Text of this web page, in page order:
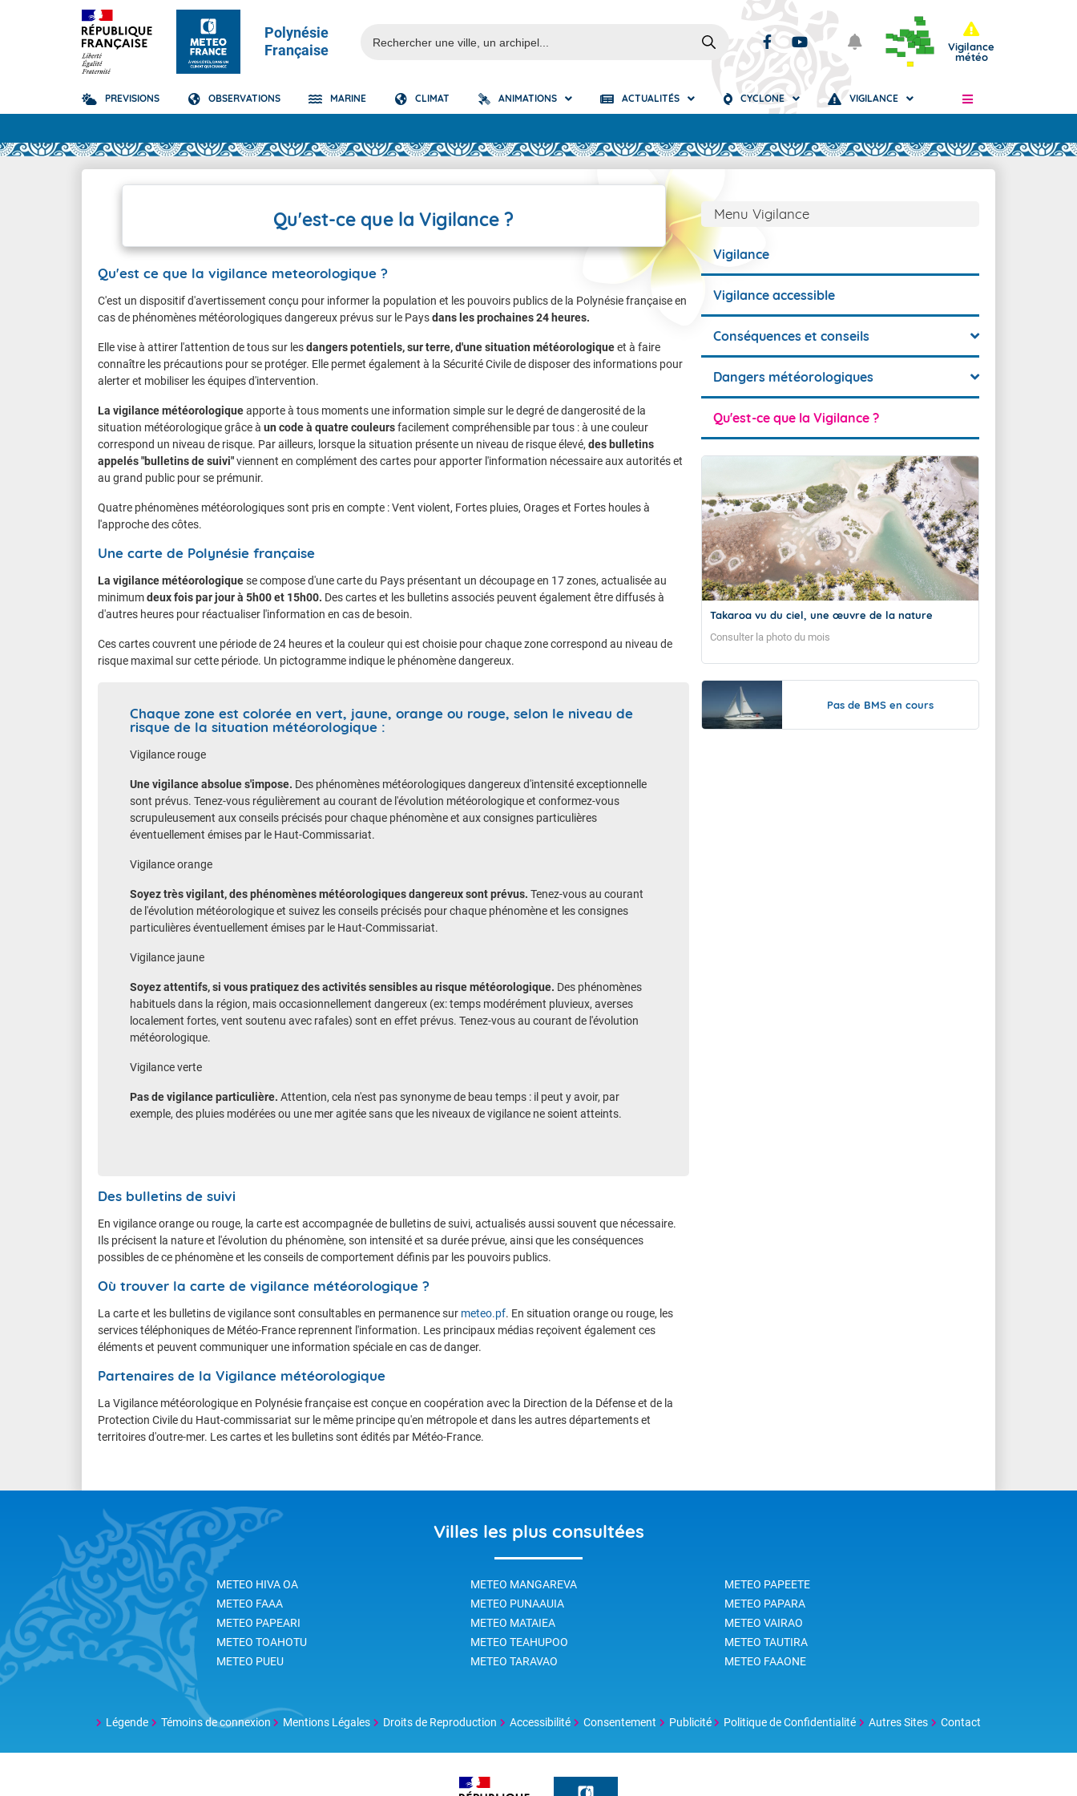
Polynésie
Française
Prévisions
TOUS LES RÉSULTATS
Articles
Vigilance
météo
PREVISIONS OBSERVATIONS MARINE CLIMAT ANIMATIONS
Polynésie française
Carte Pré-Isofronts
Carte des fronts
ACTUALITÉS CYCLONE
Suivi cyclonique
Carte alerte cyclonique
Qu'est-ce que l'alerte cyclonique ?
VIGILANCE
Carte de Vigilance
Fortes pluies
Orages
Vagues submersion
Vent Violent
Fortes Pluies
Vent Violent
Accéder au site de Météo-France
Accéder au site de Météo-France
Accéder au site de Météo-France
Accéder au site de Météo-France
Qu'est-ce que la Vigilance ?
Qu'est ce que la vigilance meteorologique ?
C'est un dispositif d'avertissement conçu pour informer la population et les pouvoirs publics de la Polynésie française en
cas de phénomènes météorologiques dangereux prévus sur le Paysdans les prochaines 24 heures.
Elle vise à attirer l'attention de tous sur lesdangers potentiels, sur terre, d'une situation météorologiqueet à faire
connaître les précautions pour se protéger. Elle permet également à la Sécurité Civile de disposer des informations pour
alerter et mobiliser les équipes d'intervention.
La vigilance météorologiqueapporte à tous moments une information simple sur le degré de dangerosité de la
situation météorologique grâce à un code à quatre couleursfacilement compréhensible par tous : à une couleur
correspond un niveau de risque. Par ailleurs, lorsque la situation présente un niveau de risque élevé, des bulletins
appelés "bulletins de suivi"viennent en complément des cartes pour apporter l'information nécessaire aux autorités et
au grand public pour se prémunir.
Quatre phénomènes météorologiques sont pris en compte : Vent violent, Fortes pluies, Orages et Fortes houles à
l'approche des côtes.
Une carte de Polynésie française
La vigilance météorologiquese compose d'une carte du Pays présentant un découpage en 17 zones, actualisée au
minimumdeux fois par jour à 5h00 et 15h00. Des cartes et les bulletins associés peuvent également être diffusés à
d'autres heures pour réactualiser l'information en cas de besoin.
Ces cartes couvrent une période de 24 heures et la couleur qui est choisie pour chaque zone correspond au niveau de
risque maximal sur cette période. Un pictogramme indique le phénomène dangereux.
Chaque zone est colorée en vert, jaune, orange ou rouge, selon le niveau de
risque de la situation météorologique :
Vigilance rouge
Une vigilance absolue s'impose. Des phénomènes météorologiques dangereux d'intensité exceptionnelle
sont prévus. Tenez-vous régulièrement au courant de l'évolution météorologique et conformez-vous
scrupuleusement aux conseils précisés pour chaque phénomène et aux consignes particulières
éventuellement émises par le Haut-Commissariat.
Vigilance orange
Soyez très vigilant, des phénomènes météorologiques dangereux sont prévus. Tenez-vous au courant
de l'évolution météorologique et suivez les conseils précisés pour chaque phénomène et les consignes
particulières éventuellement émises par le Haut-Commissariat.
Vigilance jaune
Soyez attentifs, si vous pratiquez des activités sensibles au risque météorologique. Des phénomènes
habituels dans la région, mais occasionnellement dangereux (ex: temps modérément pluvieux, averses
localement fortes, vent soutenu avec rafales) sont en effet prévus. Tenez-vous au courant de l'évolution
météorologique.
Vigilance verte
Pas de vigilance particulière. Attention, cela n'est pas synonyme de beau temps : il peut y avoir, par
exemple, des pluies modérées ou une mer agitée sans que les niveaux de vigilance ne soient atteints.
Des bulletins de suivi
En vigilance orange ou rouge, la carte est accompagnée de bulletins de suivi, actualisés aussi souvent que nécessaire.
Ils précisent la nature et l'évolution du phénomène, son intensité et sa durée prévue, ainsi que les conséquences
possibles de ce phénomène et les conseils de comportement définis par les pouvoirs publics.
Où trouver la carte de vigilance météorologique ?
La carte et les bulletins de vigilance sont consultables en permanence sur meteo.pf. En situation orange ou rouge, les
services téléphoniques de Météo-France reprennent l'information. Les principaux médias reçoivent également ces
éléments et peuvent communiquer une information spéciale en cas de danger.
Partenaires de la Vigilance météorologique
La Vigilance météorologique en Polynésie française est conçue en coopération avec la Direction de la Défense et de la
Protection Civile du Haut-commissariat sur le même principe qu'en métropole et dans les autres départements et
territoires d'outre-mer. Les cartes et les bulletins sont édités par Météo-France.
Menu Vigilance
Vigilance
Vigilance accessible
Conséquences et conseils
Dangers météorologiques
Qu'est-ce que la Vigilance ?
Takaroa vu du ciel, une œuvre de la nature
Consulter la photo du mois
Pas de BMS en cours
Villes les plus consultées
METEO HIVA OA METEO MANGAREVA
METEO PAPEETE
METEO FAAA
METEO PUNAAUIA
METEO PAPARA
METEO PAPEARI
METEO MATAIEA
METEO VAIRAO
METEO TOAHOTU
METEO TEAHUPOO
METEO TAUTIRA
METEO PUEU
METEO TARAVAO METEO FAAONE
Légende Témoins de connexion Mentions Légales Droits de Reproduction Accessibilité Consentement Publicité Politique de Confidentialité Autres Sites Contact